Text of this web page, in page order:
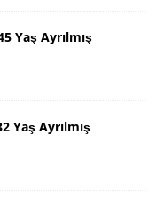
Yaş Ayrılmış
Yaş Ayrılmış